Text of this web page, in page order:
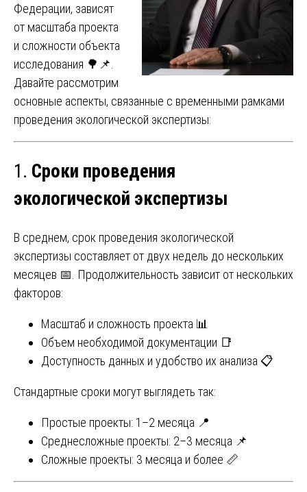
Федерации, зависят
от масштаба проекта
и сложности объекта
исследования 🌳📌.
Давайте рассмотрим
основные аспекты, связанные с временными рамками
проведения экологической экспертизы:
1. Сроки проведения
экологической экспертизы
В среднем, срок проведения экологической
экспертизы составляет от двух недель до нескольких
месяцев 📅. Продолжительность зависит от нескольких
факторов:
Масштаб и сложность проекта 📊
Объем необходимой документации 📑
Доступность данных и удобство их анализа 📋
Стандартные сроки могут выглядеть так:
Простые проекты: 1–2 месяца 📍
Среднесложные проекты: 2–3 месяца 📌
Сложные проекты: 3 месяца и более 📏